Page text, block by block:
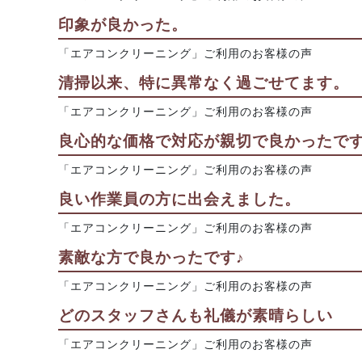
印象が良かった。
「エアコンクリーニング」ご利用のお客様の声
清掃以来、特に異常なく過ごせてます。
「エアコンクリーニング」ご利用のお客様の声
良心的な価格で対応が親切で良かったで
「エアコンクリーニング」ご利用のお客様の声
良い作業員の方に出会えました。
「エアコンクリーニング」ご利用のお客様の声
素敵な方で良かったです♪
「エアコンクリーニング」ご利用のお客様の声
どのスタッフさんも礼儀が素晴らしい
「エアコンクリーニング」ご利用のお客様の声